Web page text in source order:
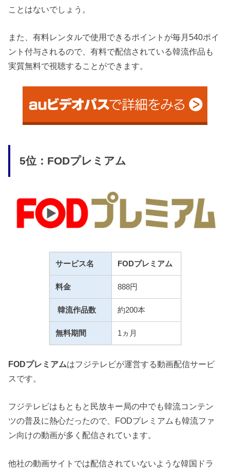
ことはないでしょう。
また、有料レンタルで使用できるポイントが毎月540ポイ
ント付与されるので、有料で配信されている韓流作品も
実質無料で視聴することができます。
5位：FODプレミアム
サービス名 FODプレミアム
料金 888円
韓流作品数 約200本
無料期間 1ヵ月
FODプレミアムはフジテレビが運営する動画配信サービ
スです。
フジテレビはもともと民放キー局の中でも韓流コンテン
ツの普及に熱心だったので、FODプレミアムも韓流ファ
ン向けの動画が多く配信されています。
他社の動画サイトでは配信されていないような韓国ドラ